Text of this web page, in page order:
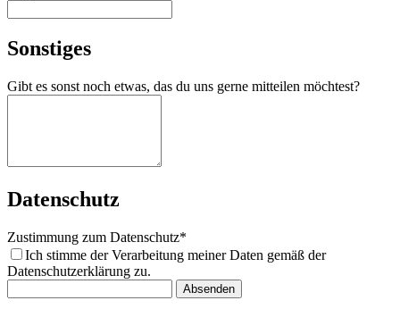
Sonstiges
Gibt es sonst noch etwas, das du uns gerne mitteilen möchtest?
Datenschutz
Zustimmung zum Datenschutz*
Ich stimme der Verarbeitung meiner Daten gemäß der
Datenschutzerklärung zu.
Absenden